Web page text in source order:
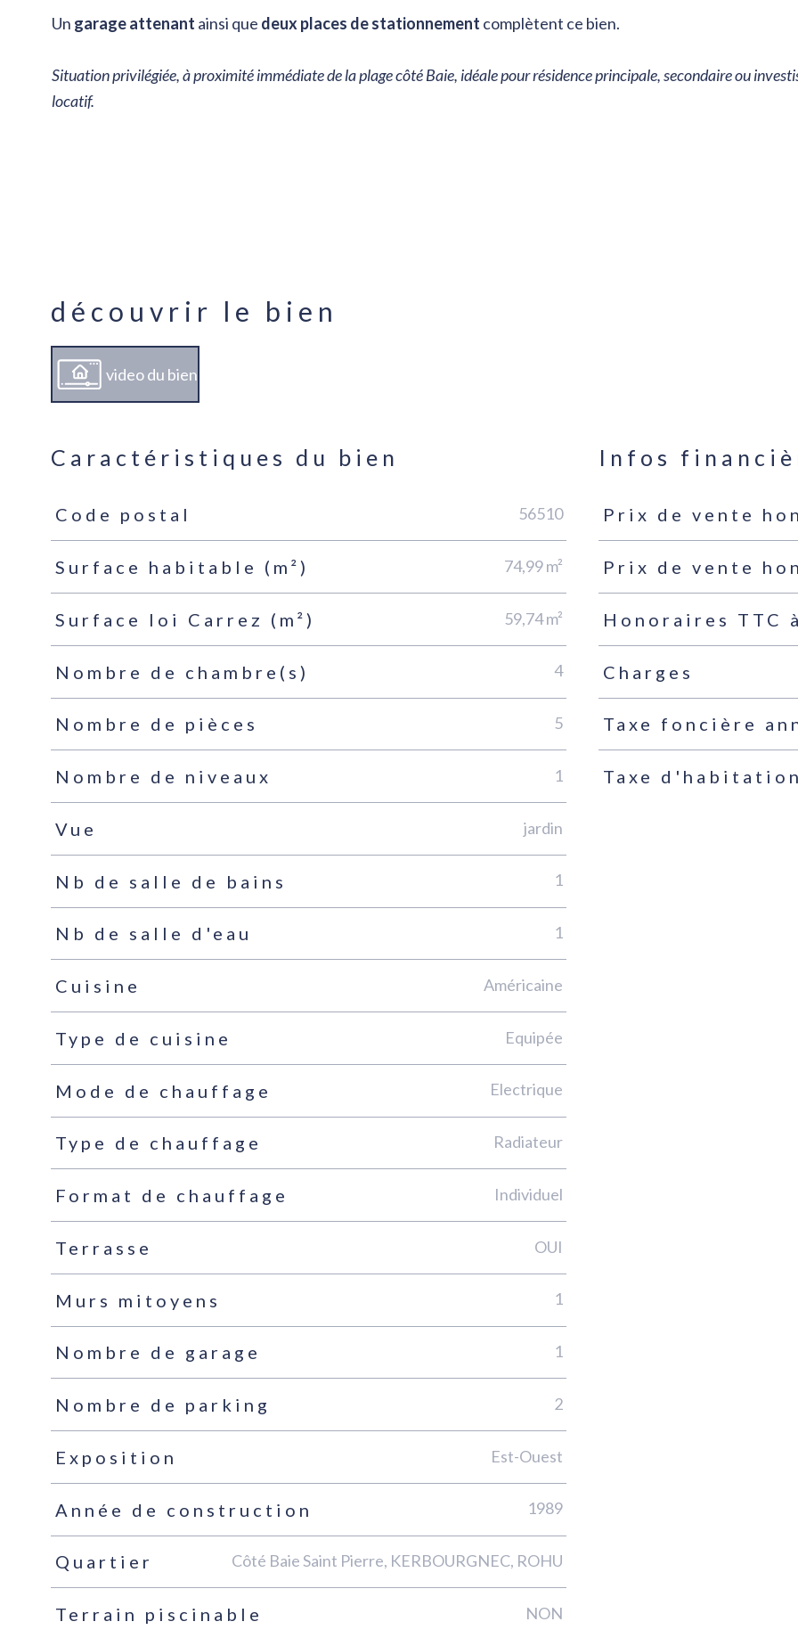
Un garage attenant ainsi que deux places de stationnement complètent ce bien.
Situation privilégiée, à proximité immédiate de la plage côté Baie, idéale pour résidence principale, secondaire ou
locatif.
découvrir le bien
video du bien
Caractéristiques du bien
Caractéristiques Valeurs
Code postal 56510
Surface habitable (m²) 74,99 m²
Surface loi Carrez (m²) 59,74 m²
Nombre de chambre(s) 4
Nombre de pièces 5
Nombre de niveaux 1
Vue jardin
Nb de salle de bains 1
Nb de salle d'eau 1
Cuisine Américaine
Type de cuisine Equipée
Mode de chauffage Electrique
Type de chauffage Radiateur
Format de chauffage Individuel
Terrasse OUI
Murs mitoyens 1
Nombre de garage 1
Nombre de parking 2
Exposition Est-Ouest
Année de construction 1989
Quartier Côté Baie Saint Pierre, KERBOURGNEC, ROHU
Terrain piscinable NON
Infos
Caractéristiques Valeurs
Prix de vente
Prix de vente
Honoraires TTC
Charges
Taxe foncière
Taxe d'habitation